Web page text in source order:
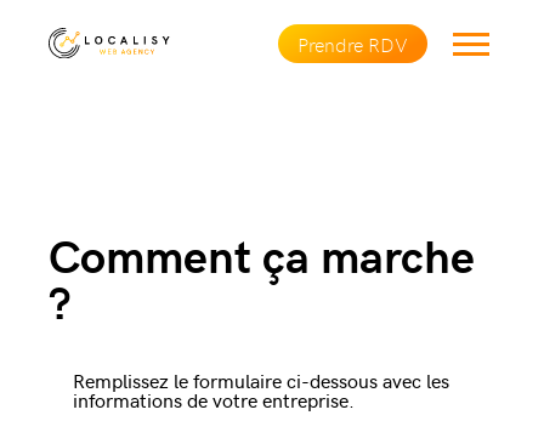
Prendre RDV
Comment ça marche
?
Remplissez le formulaire ci-dessous avec les
informations de votre entreprise.